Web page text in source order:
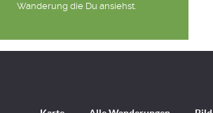
Wanderung die Du ansiehst.